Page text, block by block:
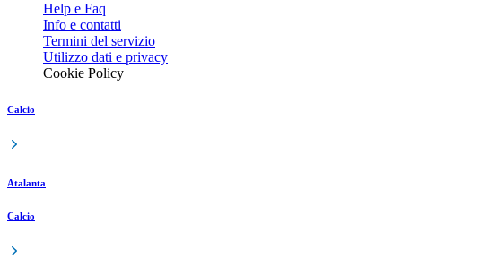
Help e Faq
Info e contatti
Termini del servizio
Utilizzo dati e privacy
Cookie Policy
Calcio
Atalanta
Calcio